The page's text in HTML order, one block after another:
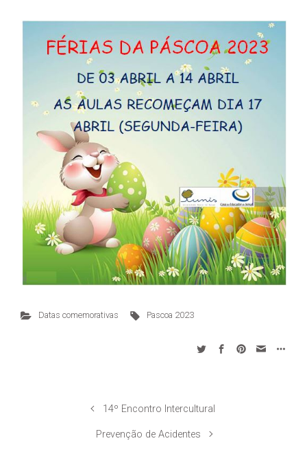
Datas comemorativas Pascoa 2023
14º Encontro Intercultural
Prevenção de Acidentes